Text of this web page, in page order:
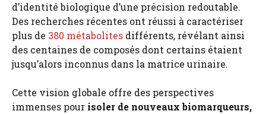
d’identité biologique d’une précision redoutable.
Des recherches récentes ont réussi à caractériser
plus de 380 métabolites différents, révélant ainsi
des centaines de composés dont certains étaient
jusqu’alors inconnus dans la matrice urinaire.
Cette vision globale offre des perspectives
immenses pour isoler de nouveaux biomarqueurs,